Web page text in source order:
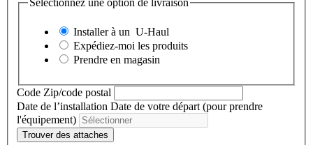
Sélectionnez une option de livraison
Installer à un U-Haul
Expédiez-moi les produits
Prendre en magasin
Code Zip/code postal
Date de l’installation Date de votre départ (pour prendre
l'équipement)
Trouver des attaches